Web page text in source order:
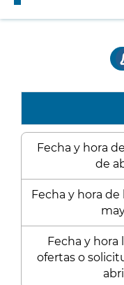
Fecha y hora
de
Fecha y hora
Fecha y
ofertas o